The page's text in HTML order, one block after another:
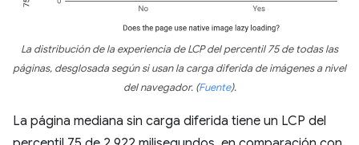
La distribución de la experiencia de LCP del percentil 75 de todas las
páginas, desglosada según si usan la carga diferida de imágenes a nivel
del navegador. (Fuente).
La página mediana sin carga diferida tiene un LCP del